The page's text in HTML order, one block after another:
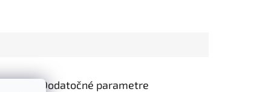
Dodatočné parametre